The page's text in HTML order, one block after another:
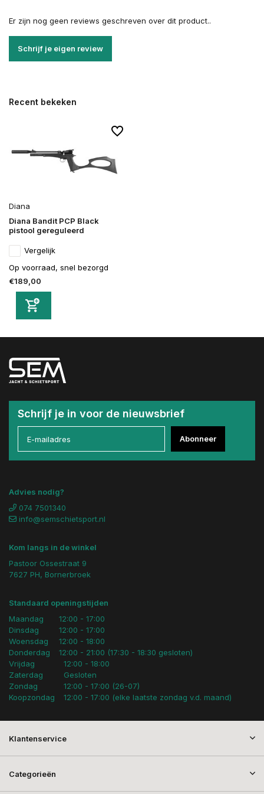
Er zijn nog geen reviews geschreven over dit product..
Schrijf je eigen review
Recent bekeken
Diana
Diana Bandit PCP Black
pistool gereguleerd
Vergelijk
Op voorraad, snel bezorgd
€189,00
Schrijf je in voor de nieuwsbrief
Abonneer
Advies nodig?
074 7501340
info@semschietsport.nl
Kom langs in de winkel
Pastoor Ossestraat 9
7627 PH, Bornerbroek
Standaard openingstijden
Maandag
Dinsdag
Woensdag
Donderdag
12:00 - 17:00
12:00 - 17:00
12:00 - 18:00
12:00 - 21:00 (17:30 - 18:30 gesloten)
Vrijdag
Zaterdag
Zondag
Koopzondag
12:00 - 18:00
Gesloten
12:00 - 17:00 (26-07)
12:00 - 17:00 (elke laatste zondag v.d. maand)
Klantenservice
Categorieën